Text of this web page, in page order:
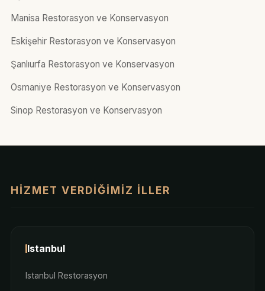
Manisa Restorasyon ve Konservasyon
Eskişehir Restorasyon ve Konservasyon
Şanlıurfa Restorasyon ve Konservasyon
Osmaniye Restorasyon ve Konservasyon
Sinop Restorasyon ve Konservasyon
HIZMET VERDIĞIMIZ İLLER
Istanbul
Istanbul Restorasyon